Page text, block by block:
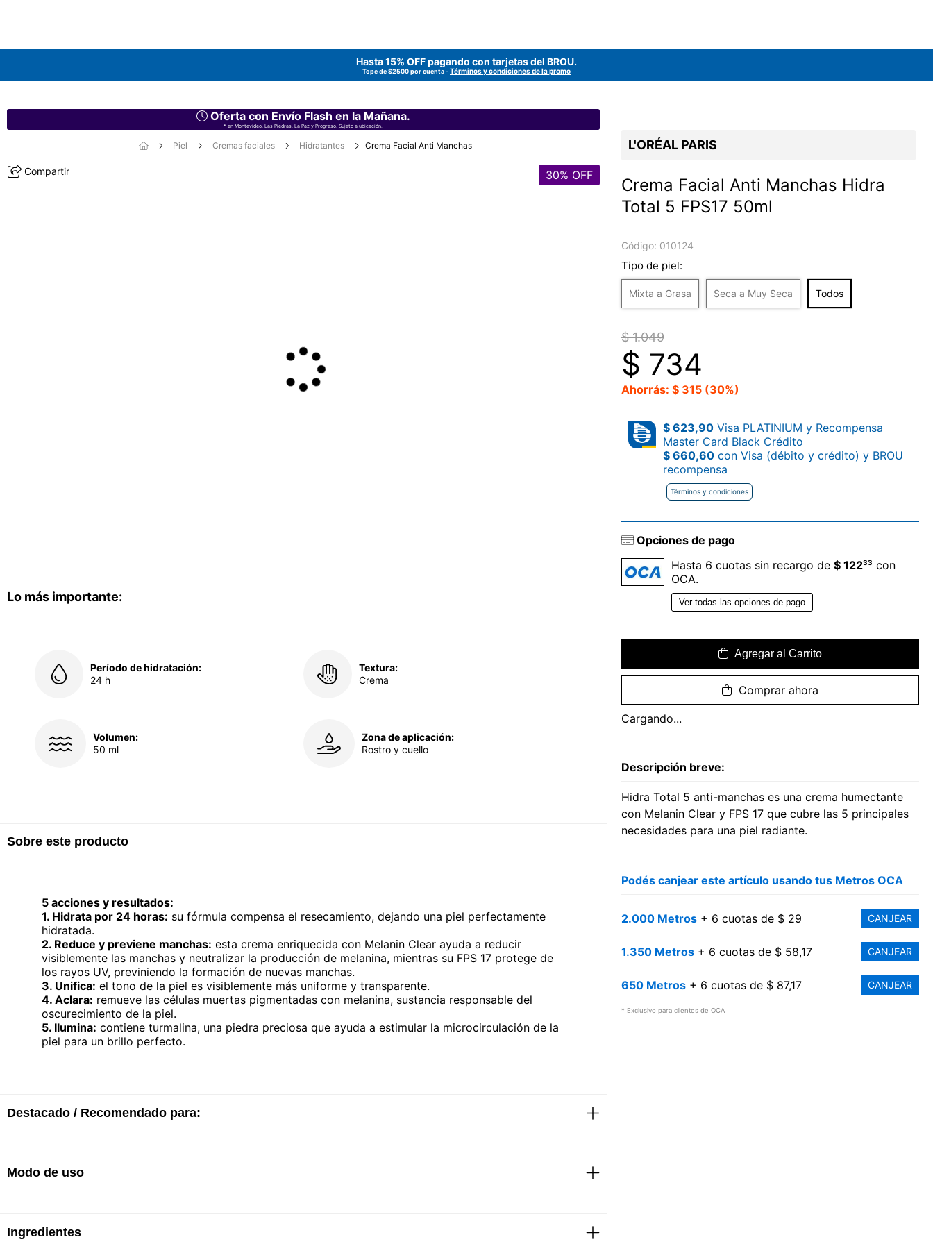
Hasta 15% OFF pagando con tarjetas del BROU.
Tope de $2500 por cuenta -Términos y condiciones de la promo
Oferta con Envío Flash en la Mañana.
* en Montevideo, Las Piedras, La Paz y Progreso. Sujeto a ubicación.
Piel Cremas faciales Hidratantes Crema Facial Anti Manchas
Compartir 30% OFF
Lo más importante:
Período de hidratación:
24 h
Textura:
Crema
Volumen:
50 ml
Zona de aplicación:
Rostro y cuello
Sobre este producto
5 acciones y resultados:
1. Hidrata por 24 horas: su fórmula compensa el resecamiento, dejando una piel perfectamente
hidratada.
2. Reduce y previene manchas: esta crema enriquecida con Melanin Clear ayuda a reducir
visiblemente las manchas y neutralizar la producción de melanina, mientras su FPS 17 protege de
los rayos UV, previniendo la formación de nuevas manchas.
3. Unifica: el tono de la piel es visiblemente más uniforme y transparente.
4. Aclara: remueve las células muertas pigmentadas con melanina, sustancia responsable del
oscurecimiento de la piel.
5. Ilumina: contiene turmalina, una piedra preciosa que ayuda a estimular la microcirculación de la
piel para un brillo perfecto.
Destacado / Recomendado para:
· Piel hidratada durante todo el día.
· Brinda una tez más brillante.
Modo de uso
circulares para una mejor penetración del producto en la piel. Se puede aplicar también por la
Ingredientes
L'ORÉAL PARIS
Crema Facial Anti Manchas Hidra
Total 5 FPS17 50ml
Código: 010124
Tipo de piel:
Mixta a Grasa Seca a Muy Seca Todos
$ 1.049
$ 734
Ahorrás: $ 315 (30%)
$ 623,90Visa PLATINIUM y Recompensa
Master Card Black Crédito
$ 660,60con Visa (débito y crédito) y BROU
recompensa
Términos y condiciones
Opciones de pago
Hasta 6 cuotas sin recargo de $ 12233 con
OCA.
Ver todas las opciones de pago
Agregar al Carrito
Comprar ahora
Cargando...
Descripción breve:
Hidra Total 5 anti-manchas es una crema humectante
con Melanin Clear y FPS 17 que cubre las 5 principales
necesidades para una piel radiante.
Podés canjear este artículo usando tus Metros OCA
2.000 Metros+ 6 cuotas de $ 29 CANJEAR
1.350 Metros+ 6 cuotas de $ 58,17 CANJEAR
650 Metros+ 6 cuotas de $ 87,17 CANJEAR
* Exclusivo para clientes de OCA